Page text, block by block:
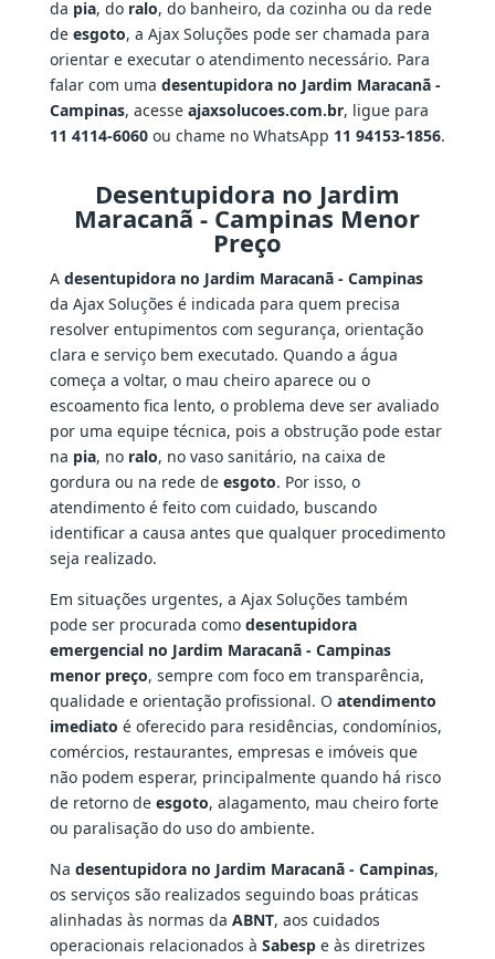
da pia, do ralo, do banheiro, da cozinha ou da rede
de esgoto, a Ajax Soluções pode ser chamada para
orientar e executar o atendimento necessário. Para
falar com uma desentupidora no Jardim Maracanã -
Campinas, acesse ajaxsolucoes.com.br, ligue para
11 4114-6060ou chame no WhatsApp 11 94153-1856.
Desentupidora no Jardim
Maracanã - Campinas Menor
Preço
A desentupidora no Jardim Maracanã - Campinas
da Ajax Soluções é indicada para quem precisa
resolver entupimentos com segurança, orientação
clara e serviço bem executado. Quando a água
começa a voltar, o mau cheiro aparece ou o
escoamento fica lento, o problema deve ser avaliado
por uma equipe técnica, pois a obstrução pode estar
na pia, no ralo, no vaso sanitário, na caixa de
gordura ou na rede de esgoto. Por isso, o
atendimento é feito com cuidado, buscando
identificar a causa antes que qualquer procedimento
seja realizado.
Em situações urgentes, a Ajax Soluções também
pode ser procurada como desentupidora
emergencial no Jardim Maracanã - Campinas
menor preço, sempre com foco em transparência,
qualidade e orientação profissional. O atendimento
imediato é oferecido para residências, condomínios,
comércios, restaurantes, empresas e imóveis que
não podem esperar, principalmente quando há risco
de retorno de esgoto, alagamento, mau cheiro forte
ou paralisação do uso do ambiente.
Na desentupidora no Jardim Maracanã - Campinas,
os serviços são realizados seguindo boas práticas
alinhadas às normas da ABNT, aos cuidados
operacionais relacionados à Sabespe às diretrizes